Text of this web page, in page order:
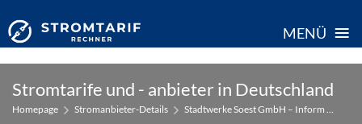
MENÜ ≡
content
Stromtarife und - anbieter in Deutschland
Homepage Stromanbieter-Details Stadtwerke Soest GmbH – Inform ...